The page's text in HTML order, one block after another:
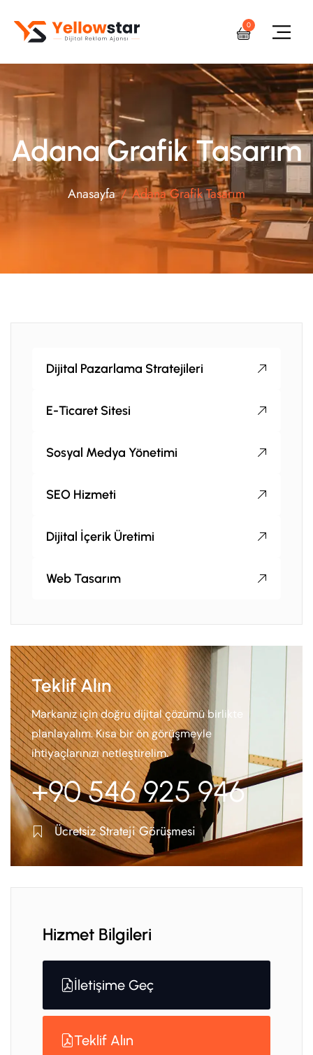
0
Adana Grafik Tasarım
Anasayfa Adana Grafik Tasarım
Dijital Pazarlama Stratejileri
E-Ticaret Sitesi
Sosyal Medya Yönetimi
SEO Hizmeti
Dijital İçerik Üretimi
Web Tasarım
Teklif Alın
Markanız için doğru dijital çözümü birlikte
planlayalım. Kısa bir ön görüşmeyle
ihtiyaçlarınızı netleştirelim.
+90 546 925 946
Ücretsiz Strateji Görüşmesi
Hizmet Bilgileri
İletişime Geç
Teklif Alın